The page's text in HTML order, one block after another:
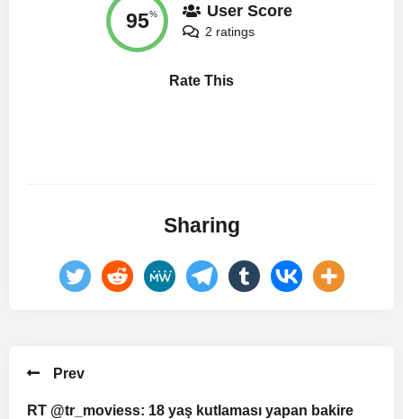
95% User Score
2 ratings
Rate This
Sharing
Prev
RT @tr_moviess: 18 yaş kutlaması yapan bakire